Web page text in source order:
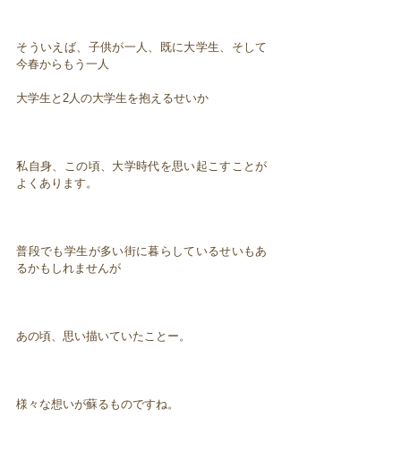
そういえば、子供が一人、既に大学生、そして
今春からもう一人
大学生と2人の大学生を抱えるせいか
私自身、この頃、大学時代を思い起こすことが
よくあります。
普段でも学生が多い街に暮らしているせいもあ
るかもしれませんが
あの頃、思い描いていたことー。
様々な想いが蘇るものですね。